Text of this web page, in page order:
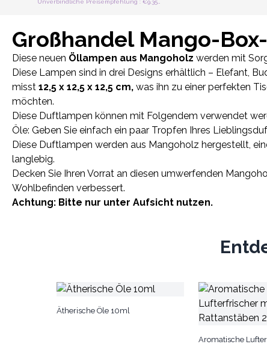
Großhandel Mango-
Diese neuen Öllampen aus Mangoholz werden mit
Diese Lampen sind in drei Designs erhältlich – Elefant,
misst 12,5 x 12,5 x 12,5 cm, was ihn zu einer perfekten
möchten.
Diese Duftlampen können mit Folgendem verwendet
Öle: Geben Sie einfach ein paar Tropfen Ihres
Diese Duftlampen werden aus Mangoholz hergestellt,
langlebig.
Decken Sie Ihren Vorrat an diesen umwerfenden
Wohlbefinden verbessert.
Achtung: Bitte nur unter Aufsicht nutzen.
Ätherische Öle 10ml
Aromatische